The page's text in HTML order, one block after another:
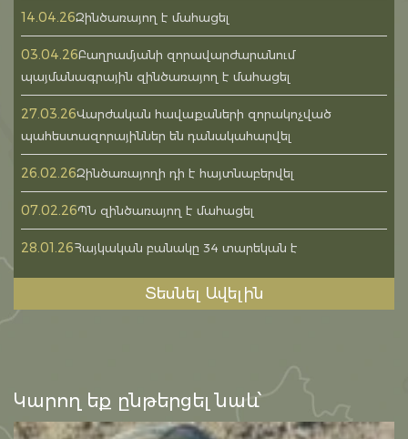
14.04.26Զինծառայող է մահացել
03.04.26Բաղրամյանի զորավարժարանում
պայմանագրային զինծառայող է մահացել
27.03.26Վարժական հավաքաների զորակոչված
պահեստազորայիններ են դանակահարվել
26.02.26Զինծառայողի դի է հայտնաբերվել
07.02.26ՊՆ զինծառայող է մահացել
28.01.26Հայկական բանակը 34 տարեկան է
Տեսնել Ավելին
Կարող եք ընթերցել նաև՝